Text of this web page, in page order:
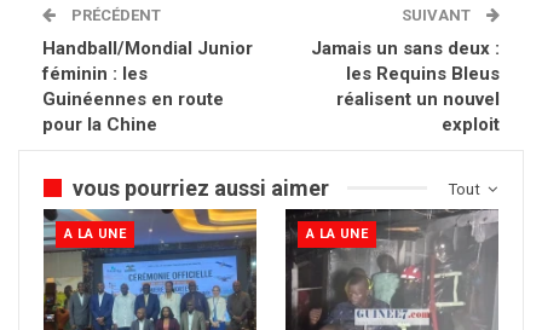
PRÉCÉDENT
Handball/Mondial Junior
féminin : les
Guinéennes en route
pour la Chine
SUIVANT
Jamais un sans deux :
les Requins Bleus
réalisent un nouvel
exploit
Tout
vous pourriez aussi aimer
A LA UNE A LA UNE